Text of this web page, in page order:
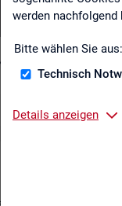
werden
Bitte wählen Sie aus:
Technisch
Details anzeigen